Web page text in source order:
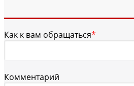
Как к вам обращаться*
Комментарий